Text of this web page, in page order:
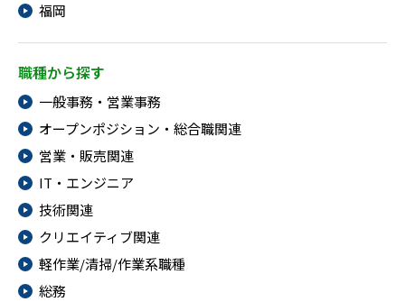
福岡
職種から探す
一般事務・営業事務
オープンポジション・総合職関連
営業・販売関連
IT・エンジニア
技術関連
クリエイティブ関連
軽作業/清掃/作業系職種
総務